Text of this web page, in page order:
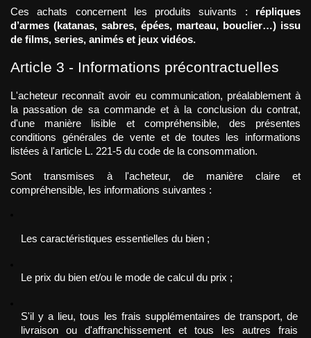
Ces achats concernent les produits suivants : répliques
d’armes (katanas, sabres, épées, marteau, bouclier…) issu
de films, series, animés et jeux vidéos.
Article 3 - Informations précontractuelles
L'acheteur reconnaît avoir eu communication, préalablement à
la passation de sa commande et à la conclusion du contrat,
d'une manière lisible et compréhensible, des présentes
conditions générales de vente et de toutes les informations
listées à l'article L. 221-5 du code de la consommation.
Sont transmises à l'acheteur, de manière claire et
compréhensible, les informations suivantes :
Les caractéristiques essentielles du bien ;
Le prix du bien et/ou le mode de calcul du prix ;
S'il y a lieu, tous les frais supplémentaires de transport, de
livraison ou d'affranchissement et tous les autres frais